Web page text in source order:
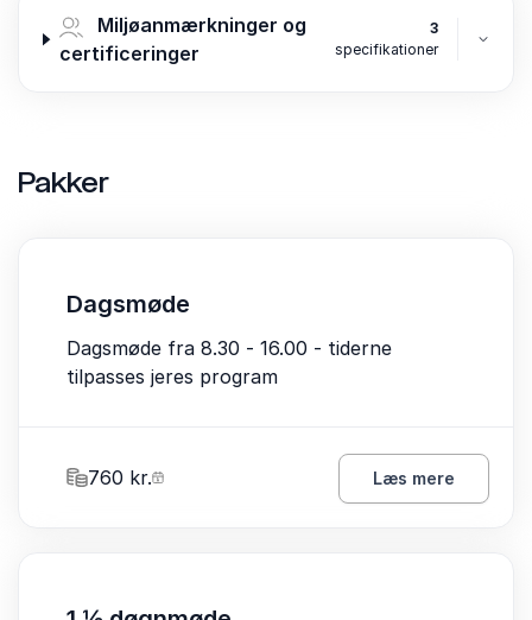
Miljøanmærkninger og
certificeringer
3
specifikationer
Pakker
Dagsmøde
Dagsmøde fra 8.30 - 16.00 - tiderne
tilpasses jeres program
760 kr. Læs mere